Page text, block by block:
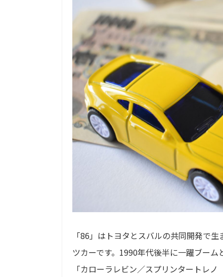
「86」はトヨタとスバルの共同開発で
ツカーです。1990年代後半に一躍ブー
「カローラレビン／スプリンタートレ